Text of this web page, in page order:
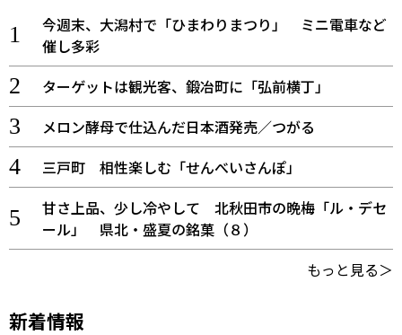
今週末、大潟村で「ひまわりまつり」 ミニ電車など
催し多彩
ターゲットは観光客、鍛冶町に「弘前横丁」
メロン酵母で仕込んだ日本酒発売／つがる
三戸町 相性楽しむ「せんべいさんぽ」
甘さ上品、少し冷やして 北秋田市の晩梅「ル・デセ
ール」 県北・盛夏の銘菓（８）
もっと見る＞
新着情報